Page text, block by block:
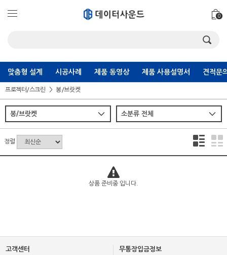
0
맞춤형 설계 시공사례 제품 동영상 제품 사용설명서 견적문
프로젝터/스크린 봉/브랏켓
정렬
상품 준비중 입니다.
고객센터 무통장입금정보